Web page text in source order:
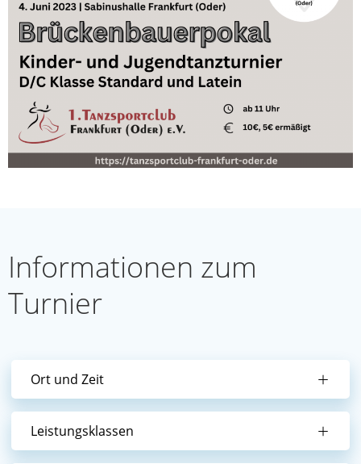
Infor­ma­tio­nen zum
Turnier
Ort und Zeit
Leis­tungs­klas­sen